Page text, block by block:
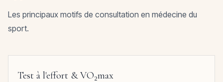
Les principaux motifs de consultation en médecine du
sport.
Test à l'effort & VO₂max